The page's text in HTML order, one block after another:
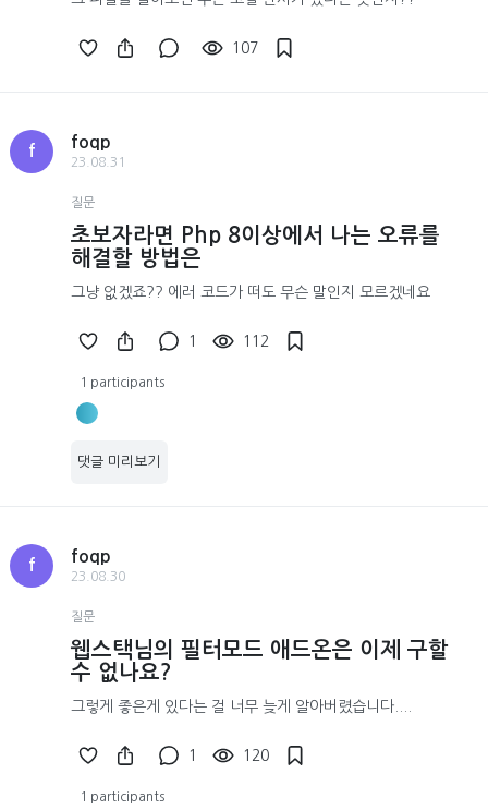
107
f
foqp
23.08.31
질문
초보자라면 Php 8이상에서 나는 오류를
해결할 방법은
그냥 없겠죠?? 에러 코드가 떠도 무슨 말인지 모르겠네요
1 112
1 participants
댓글 미리보기
f
foqp
23.08.30
질문
웹스택님의 필터모드 애드온은 이제 구할
수 없나요?
그렇게 좋은게 있다는 걸 너무 늦게 알아버렸습니다....
1 120
1 participants